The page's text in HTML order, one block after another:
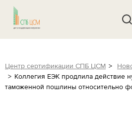
Центр сертификации СПБ ЦСМ
Коллегия ЕЭК продлила действие
таможенной пошлины относительно